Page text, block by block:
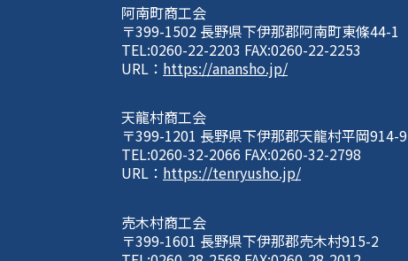
阿南町商工会
〒399-1502 長野県下伊那郡阿南町東條44-1
TEL:0260-22-2203 FAX:0260-22-2253
URL： https://anansho.jp/
天龍村商工会
〒399-1201 長野県下伊那郡天龍村平岡914-9
TEL:0260-32-2066 FAX:0260-32-2798
URL： https://tenryusho.jp/
売木村商工会
〒399-1601 長野県下伊那郡売木村915-2